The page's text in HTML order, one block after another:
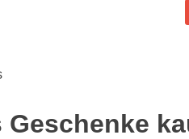
Geschenke